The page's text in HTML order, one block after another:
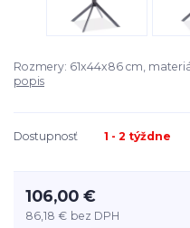
Rozmery: 61x44x86 cm,
popis
Dostupnosť 1 - 2 týždne
106,00 €
86,18 € bez DPH